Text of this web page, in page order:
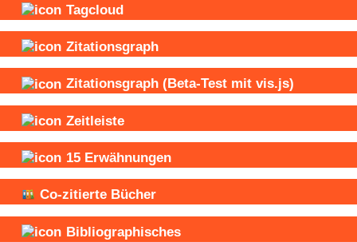
Tagcloud
Zitationsgraph
Zitationsgraph (Beta-Test mit vis.js)
Zeitleiste
15 Erwähnungen
Co-zitierte Bücher
Bibliographisches